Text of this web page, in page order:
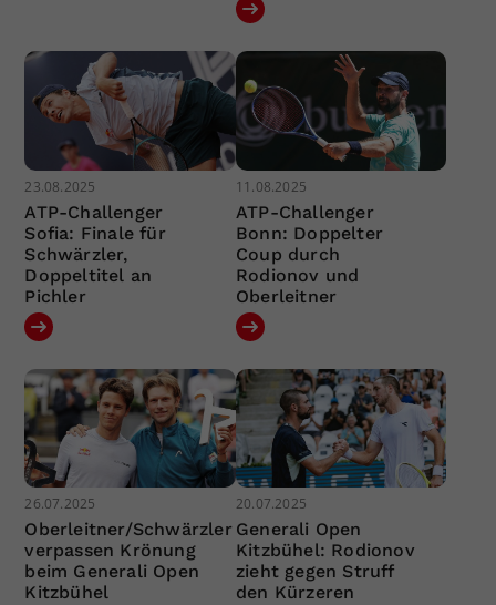
23.08.2025
ATP-Challenger
Sofia: Finale für
Schwärzler,
Doppeltitel an
Pichler
11.08.2025
ATP-Challenger
Bonn: Doppelter
Coup durch
Rodionov und
Oberleitner
26.07.2025
Oberleitner/Schwärzler
verpassen Krönung
beim Generali Open
Kitzbühel
20.07.2025
Generali Open
Kitzbühel: Rodionov
zieht gegen Struff
den Kürzeren